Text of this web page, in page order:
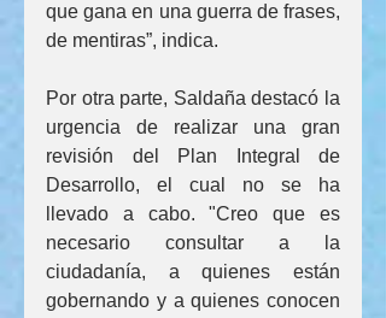
que gana en una guerra de frases,
de mentiras”, indica.
Por otra parte, Saldaña destacó la
urgencia de realizar una gran
revisión del Plan Integral de
Desarrollo, el cual no se ha
llevado a cabo. "Creo que es
necesario consultar a la
ciudadanía, a quienes están
gobernando y a quienes conocen